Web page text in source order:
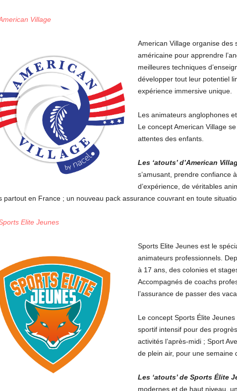
Village
American Village organise
américaine pour apprendre
meilleures techniques
développer tout leur potentiel
expérience immersive unique.
Les animateurs anglophones
Le concept American Village
attentes des enfants.
Les ‘atouts’ d’American
s’amusant, prendre confiance
d’expérience, de véritables
partout en France ; un nouveau pack assurance couvrant en toute
Elite Jeunes
Sports Elite Jeunes est le
animateurs professionnels.
à 17 ans, des colonies et
Accompagnés de coachs
l’assurance de passer des
Le concept Sports Élite
sportif intensif pour des
activités l’après-midi ; Sport
de plein air, pour une semaine
Les ‘atouts’ de Sports Élite
modernes et de haut niveau,